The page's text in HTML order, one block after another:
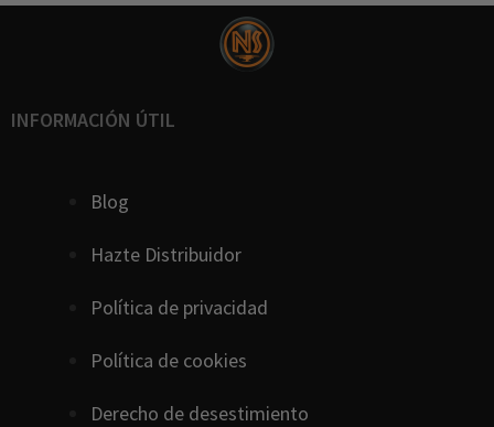
INFORMACIÓN ÚTIL
Blog
Hazte Distribuidor
Política de privacidad
Política de cookies
Derecho de desestimiento